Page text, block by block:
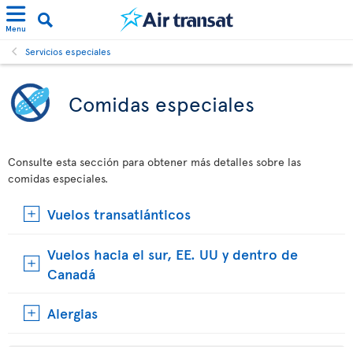
Menu
Servicios especiales
Comidas especiales
Consulte esta sección para obtener más detalles sobre las
comidas especiales.
Vuelos transatlánticos
Vuelos hacia el sur, EE. UU y dentro de
Canadá
Alergias